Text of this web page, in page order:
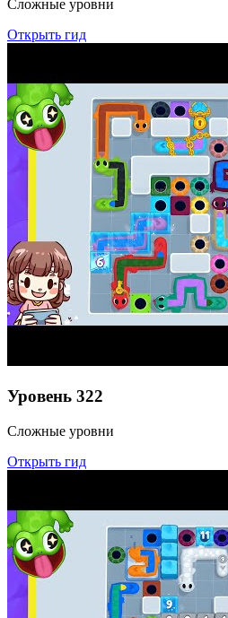
Сложные уровни
Открыть гид
Уровень 322
Сложные уровни
Открыть гид